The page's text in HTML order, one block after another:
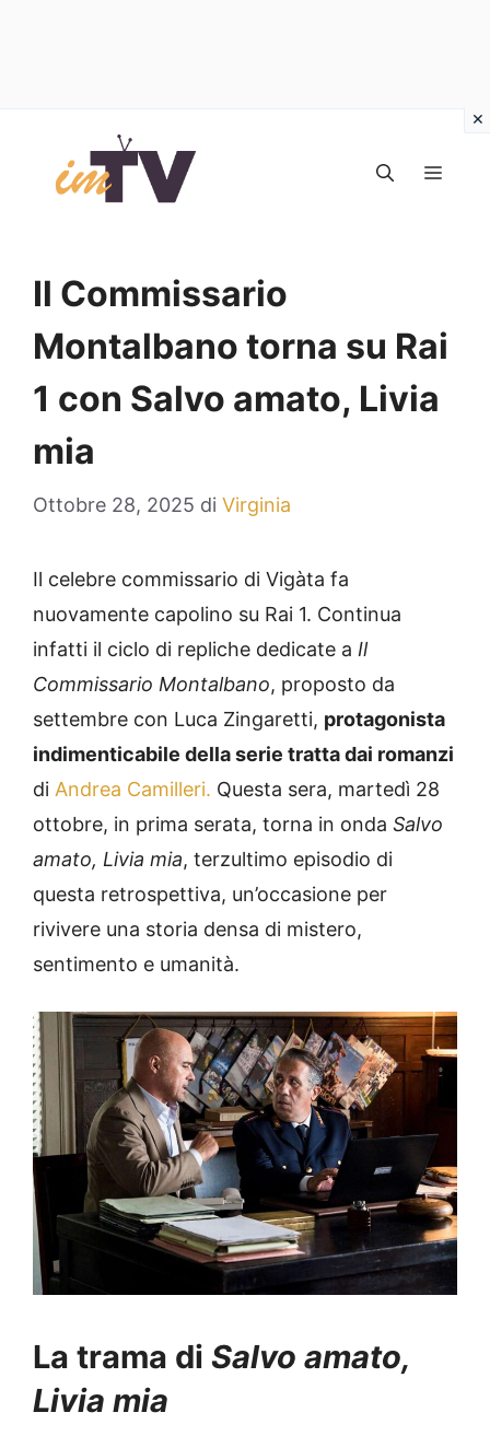
contenuto
Il Commissario
Montalbano torna su Rai
1 con Salvo amato, Livia
mia
Ottobre 28, 2025 di Virginia
Il celebre commissario di Vigàta fa
nuovamente capolino su Rai 1. Continua
infatti il ciclo di repliche dedicate a Il
Commissario Montalbano, proposto da
settembre con Luca Zingaretti, protagonista
indimenticabile della serie tratta dai romanzi
di Andrea Camilleri. Questa sera, martedì 28
ottobre, in prima serata, torna in onda Salvo
amato, Livia mia, terzultimo episodio di
questa retrospettiva, un’occasione per
rivivere una storia densa di mistero,
sentimento e umanità.
La trama di Salvo amato,
Livia mia